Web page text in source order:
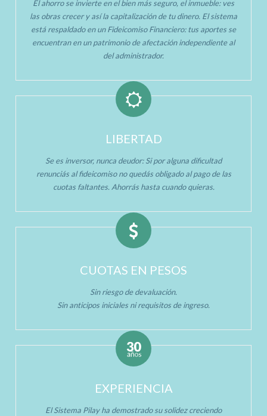
El ahorro se invierte en el bien más seguro, el inmueble: ves
las obras crecer y así la capitalización de tu dinero. El sistema
está respaldado en un Fideicomiso Financiero: tus aportes se
encuentran en un patrimonio de afectación independiente al
del administrador.
LIBERTAD
Se es inversor, nunca deudor: Si por alguna dificultad
renunciás al fideicomiso no quedás obligado al pago de las
cuotas faltantes. Ahorrás hasta cuando quieras.
CUOTAS EN PESOS
Sin riesgo de devaluación.
Sin anticipos iniciales ni requisitos de ingreso.
EXPERIENCIA
El Sistema Pilay ha demostrado su solidez creciendo